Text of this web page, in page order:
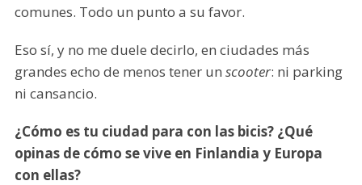
comunes. Todo un punto a su favor.
Eso sí, y no me duele decirlo, en ciudades más
grandes echo de menos tener un scooter: ni parking
ni cansancio.
¿Cómo es tu ciudad para con las bicis? ¿Qué
opinas de cómo se vive en Finlandia y Europa
con ellas?